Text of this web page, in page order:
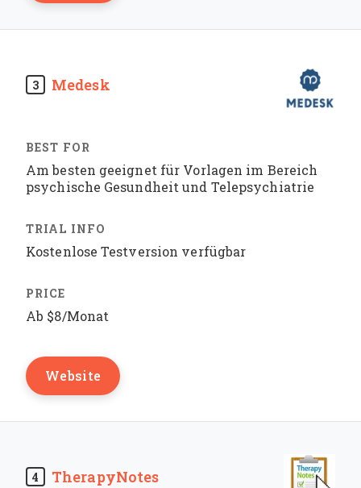
3 Medesk
Am besten geeignet für Vorlagen im Bereich
psychische Gesundheit und Telepsychiatrie
Kostenlose Testversion verfügbar
Ab $8/Monat
Website
4 TherapyNotes